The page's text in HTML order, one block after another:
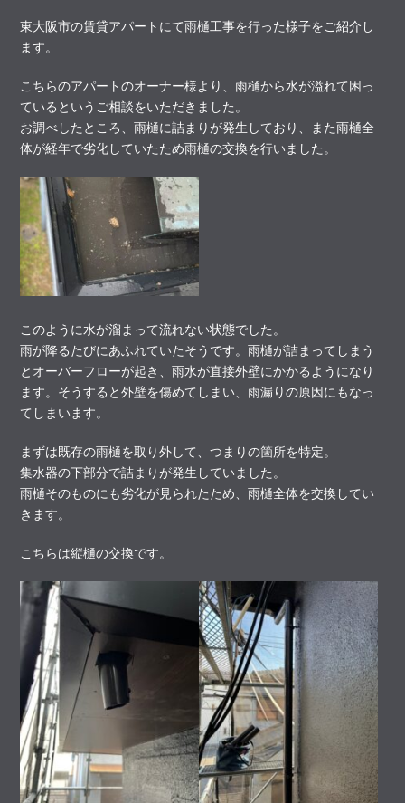
東大阪市の賃貸アパートにて雨樋工事を行った様子をご紹介し
ます。
こちらのアパートのオーナー様より、雨樋から水が溢れて困っ
ているというご相談をいただきました。
お調べしたところ、雨樋に詰まりが発生しており、また雨樋全
体が経年で劣化していたため雨樋の交換を行いました。
このように水が溜まって流れない状態でした。
雨が降るたびにあふれていたそうです。雨樋が詰まってしまう
とオーバーフローが起き、雨水が直接外壁にかかるようになり
ます。そうすると外壁を傷めてしまい、雨漏りの原因にもなっ
てしまいます。
まずは既存の雨樋を取り外して、つまりの箇所を特定。
集水器の下部分で詰まりが発生していました。
雨樋そのものにも劣化が見られたため、雨樋全体を交換してい
きます。
こちらは縦樋の交換です。